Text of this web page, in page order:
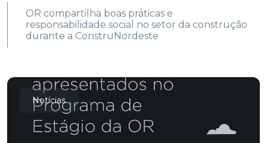
OR compartilha boas práticas e
responsabilidade social no setor da construção
durante a ConstruNordeste
Notícias